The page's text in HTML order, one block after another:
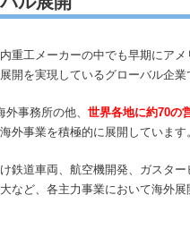
重工メーカーの中でも早期にア
開を実現しているグローバル企業
事務所の他、 世界各地に約70の
外事業を積極的に展開しています
鉄道車両、航空機開発、ガスタ
など、各主力事業において海外